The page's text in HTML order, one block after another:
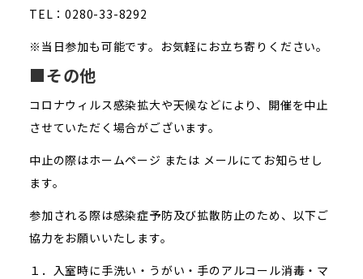
TEL：0280-33-8292
※当日参加も可能です。お気軽にお立ち寄りください。
■その他
コロナウィルス感染拡大や天候などにより、開催を中止
させていただく場合がございます。
中止の際はホームページ または メールにてお知らせし
ます。
参加される際は感染症予防及び拡散防止のため、以下ご
協力をお願いいたします。
１．入室時に手洗い・うがい・手のアルコール消毒・マ